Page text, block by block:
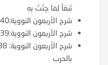
تَبَعَاً لِمَا جِئْتُ بِهِ
شرح الأربعون النووية:40- كُنْ فِي الدُّنْيَا كَأَنَّكَ غَرِيْبٌ
شرح الأربعون النووية:39- إن الله تجاوز لي عن أمتي
بالحرب